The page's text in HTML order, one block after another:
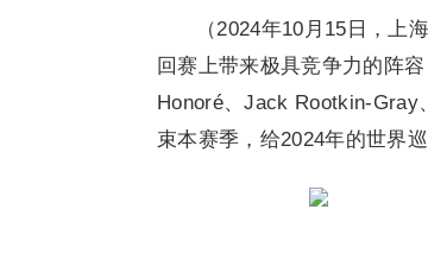
（2024年10月15日，上
回赛上带来极具竞争力的阵
Honoré、Jack Rootkin-Gray
束本赛季，给2024年的世界